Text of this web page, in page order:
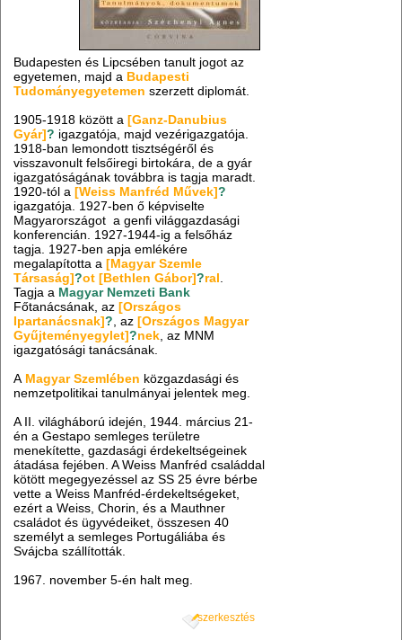
Budapesten és Lipcsében tanult jogot az
egyetemen, majd a Budapesti
Tudományegyetemen szerzett diplomát.
1905-1918 között a[Ganz-Danubius
Gyár]? igazgatója, majd vezérigazgatója.
1918-ban lemondott tisztségéről és
visszavonult felsőiregi birtokára, de a gyár
igazgatóságának továbbra is tagja maradt.
1920-tól a[Weiss Manfréd Művek]?
igazgatója. 1927-ben ő képviselte
Magyarországot a genfi világgazdasági
konferencián. 1927-1944-ig a felsőház
tagja. 1927-ben apja emlékére
megalapította a[Magyar Szemle
Társaság]?ot [Bethlen Gábor]?ral
Tagja a Magyar Nemzeti Bank
Főtanácsának, az[Országos
Ipartanácsnak]? , az[Országos Magyar
Gyűjteményegylet]?nek , az MNM
igazgatósági tanácsának.
A Magyar Szemlében közgazdasági és
nemzetpolitikai tanulmányai jelentek meg.
A II. világháború idején, 1944. március 21-
én a Gestapo semleges területre
menekítette, gazdasági érdekeltségeinek
átadása fejében. A Weiss Manfréd családdal
kötött megegyezéssel az SS 25 évre bérbe
vette a Weiss Manfréd-érdekeltségeket,
ezért a Weiss, Chorin, és a Mauthner
családot és ügyvédeiket, összesen 40
személyt a semleges Portugáliába és
Svájcba szállították.
1967. november 5-én halt meg.
szerkesztés